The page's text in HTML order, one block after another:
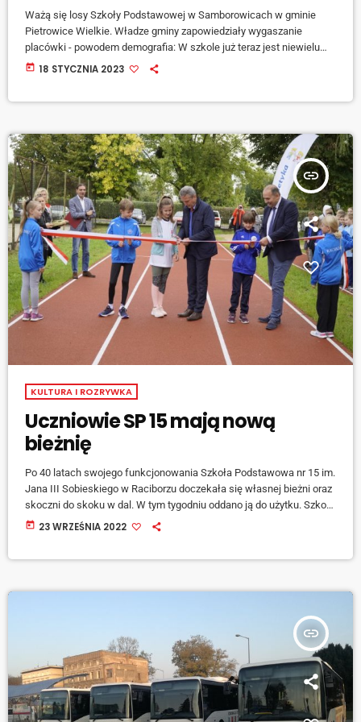
Ważą się losy Szkoły Podstawowej w Samborowicach w gminie
Pietrowice Wielkie. Władze gminy zapowiedziały wygaszanie
placówki - powodem demografia: W szkole już teraz jest niewielu
uczniów, a będzie ich jeszcze mniej - mówi wójt Andrzej Wawrzynek.
[…]
today 18 STYCZNIA 2023
insert_link
KULTURA I ROZRYWKA
Uczniowie SP 15 mają nową
bieżnię
Po 40 latach swojego funkcjonowania Szkoła Podstawowa nr 15 im.
Jana III Sobieskiego w Raciborzu doczekała się własnej bieżni oraz
skoczni do skoku w dal. W tym tygodniu oddano ją do użytku. Szkoła
Podstawowa przy ulicy Słowackiego może poszczycić się pięknymi
today 23 WRZEŚNIA 2022
insert_link